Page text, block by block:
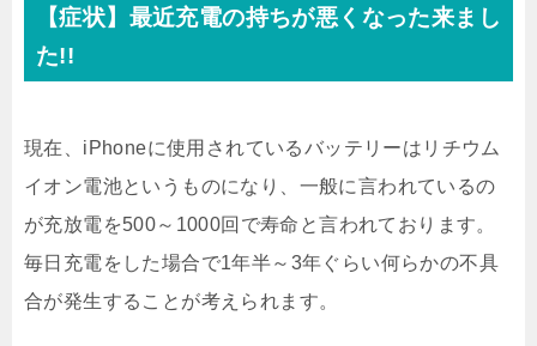
【症状】最近充電の持ちが悪くなった来まし
た!!
現在、iPhoneに使用されているバッテリーはリチウム
イオン電池というものになり、一般に言われているの
が充放電を500～1000回で寿命と言われております。
毎日充電をした場合で1年半～3年ぐらい何らかの不具
合が発生することが考えられます。